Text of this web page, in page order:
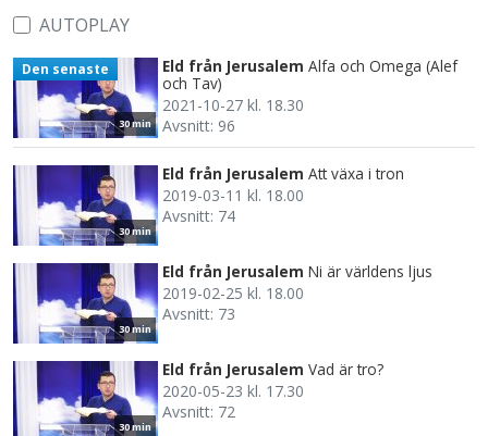
AUTOPLAY
30 min
Den senaste Eld från Jerusalem Alfa och Omega (Alef
och Tav)
2021-10-27 kl. 18.30
Avsnitt: 96
30 min
Eld från Jerusalem Att växa i tron
2019-03-11 kl. 18.00
Avsnitt: 74
30 min
Eld från Jerusalem Ni är världens ljus
2019-02-25 kl. 18.00
Avsnitt: 73
30 min
Eld från Jerusalem Vad är tro?
2020-05-23 kl. 17.30
Avsnitt: 72